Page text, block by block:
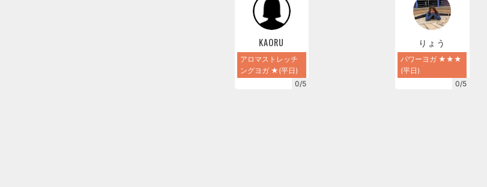
KAORU
アロマストレッチ
ングヨガ ★(平日)
0/5
りょう
パワーヨガ ★★★
(平日)
0/5